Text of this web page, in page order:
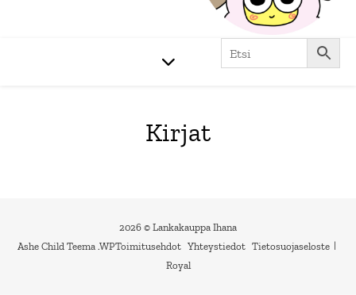
Kirjat
2026 © Lankakauppa Ihana
Toimitusehdot Yhteystiedot Tietosuojaseloste
Ashe Child Teema .WP
Royal